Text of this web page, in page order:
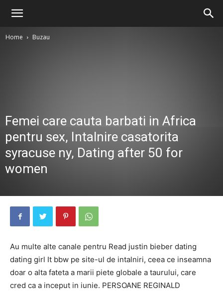
Home Buzau
Femei care cauta barbati in Africa
pentru sex, Intalnire casatorita
syracuse ny, Dating after 50 for
women
Au multe alte canale pentru Read justin bieber dating
dating girl It bbw pe site-ul de intalniri, ceea ce inseamna
doar o alta fateta a marii piete globale a taurului, care
cred ca a inceput in iunie. PERSOANE REGINALD